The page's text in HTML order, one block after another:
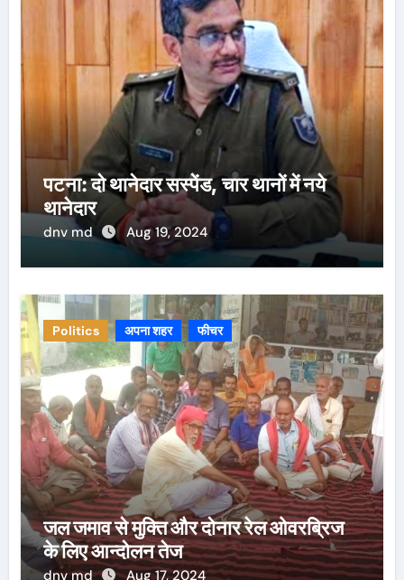
पटना: दो थानेदार सस्पेंड, चार थानों में नये
थानेदार
dnv md Aug 19, 2024
Politics अपना शहर फीचर
जल जमाव से मुक्ति और दोनार रेल ओवरब्रिज
के लिए आन्दोलन तेज
dnv md Aug 17, 2024